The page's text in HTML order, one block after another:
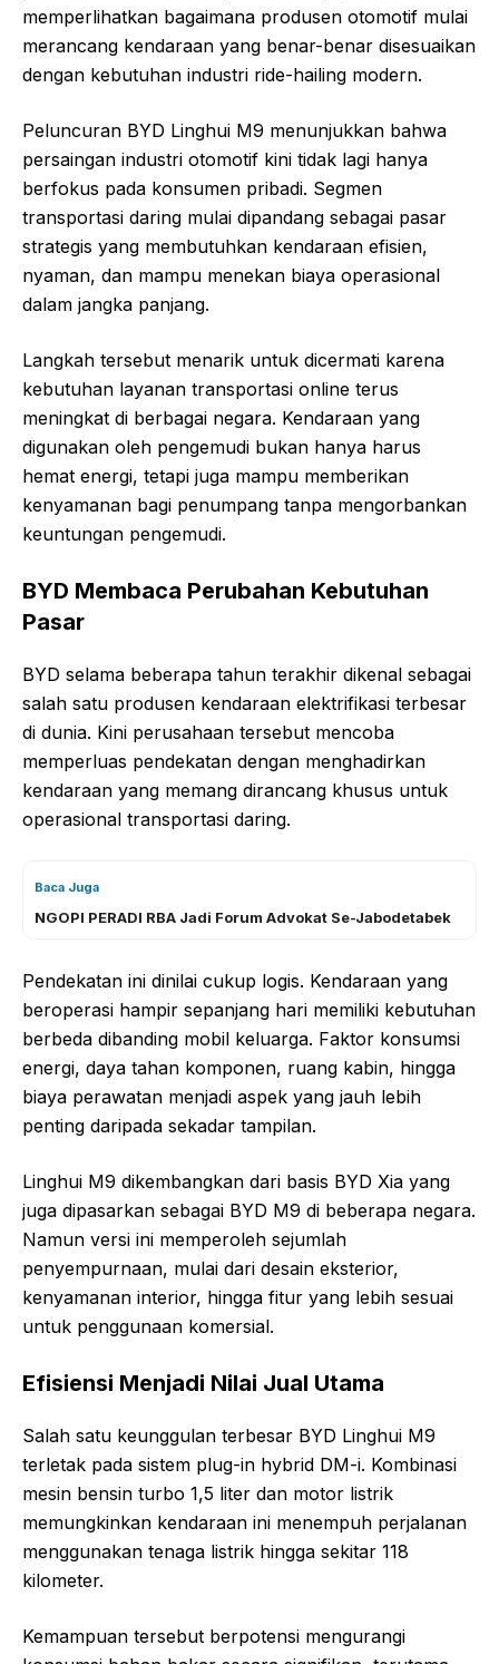
memperlihatkan bagaimana produsen otomotif mulai
merancang kendaraan yang benar-benar disesuaikan
dengan kebutuhan industri ride-hailing modern.
Peluncuran BYD Linghui M9 menunjukkan bahwa
persaingan industri otomotif kini tidak lagi hanya
berfokus pada konsumen pribadi. Segmen
transportasi daring mulai dipandang sebagai pasar
strategis yang membutuhkan kendaraan efisien,
nyaman, dan mampu menekan biaya operasional
dalam jangka panjang.
Langkah tersebut menarik untuk dicermati karena
kebutuhan layanan transportasi online terus
meningkat di berbagai negara. Kendaraan yang
digunakan oleh pengemudi bukan hanya harus
hemat energi, tetapi juga mampu memberikan
kenyamanan bagi penumpang tanpa mengorbankan
keuntungan pengemudi.
BYD Membaca Perubahan Kebutuhan
Pasar
BYD selama beberapa tahun terakhir dikenal sebagai
salah satu produsen kendaraan elektrifikasi terbesar
di dunia. Kini perusahaan tersebut mencoba
memperluas pendekatan dengan menghadirkan
kendaraan yang memang dirancang khusus untuk
operasional transportasi daring.
Baca Juga
NGOPI PERADI RBA Jadi Forum Advokat Se-Jabodetabek
Pendekatan ini dinilai cukup logis. Kendaraan yang
beroperasi hampir sepanjang hari memiliki kebutuhan
berbeda dibanding mobil keluarga. Faktor konsumsi
energi, daya tahan komponen, ruang kabin, hingga
biaya perawatan menjadi aspek yang jauh lebih
penting daripada sekadar tampilan.
Linghui M9 dikembangkan dari basis BYD Xia yang
juga dipasarkan sebagai BYD M9 di beberapa negara.
Namun versi ini memperoleh sejumlah
penyempurnaan, mulai dari desain eksterior,
kenyamanan interior, hingga fitur yang lebih sesuai
untuk penggunaan komersial.
Efisiensi Menjadi Nilai Jual Utama
Salah satu keunggulan terbesar BYD Linghui M9
terletak pada sistem plug-in hybrid DM-i. Kombinasi
mesin bensin turbo 1,5 liter dan motor listrik
memungkinkan kendaraan ini menempuh perjalanan
menggunakan tenaga listrik hingga sekitar 118
kilometer.
Kemampuan tersebut berpotensi mengurangi